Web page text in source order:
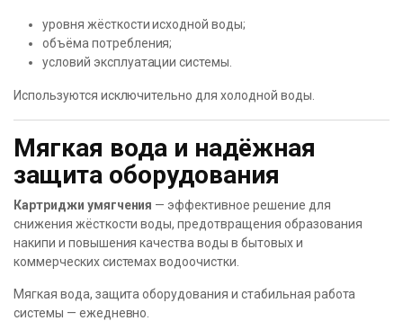
уровня жёсткости исходной воды;
объёма потребления;
условий эксплуатации системы.
Используются исключительно для холодной воды.
Мягкая вода и надёжная
защита оборудования
Картриджи умягчения — эффективное решение для
снижения жёсткости воды, предотвращения образования
накипи и повышения качества воды в бытовых и
коммерческих системах водоочистки.
Мягкая вода, защита оборудования и стабильная работа
системы — ежедневно.